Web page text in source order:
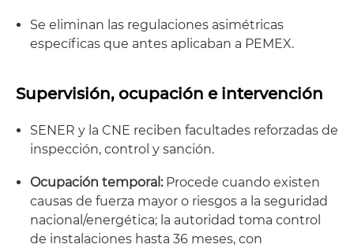
Se eliminan las regulaciones asimétricas
específicas que antes aplicaban a PEMEX.
Supervisión, ocupación e intervención
SENER y la CNE reciben facultades reforzadas de
inspección, control y sanción.
Ocupación temporal:Procede cuando existen
causas de fuerza mayor o riesgos a la seguridad
nacional/energética; la autoridad toma control
de instalaciones hasta 36 meses, con